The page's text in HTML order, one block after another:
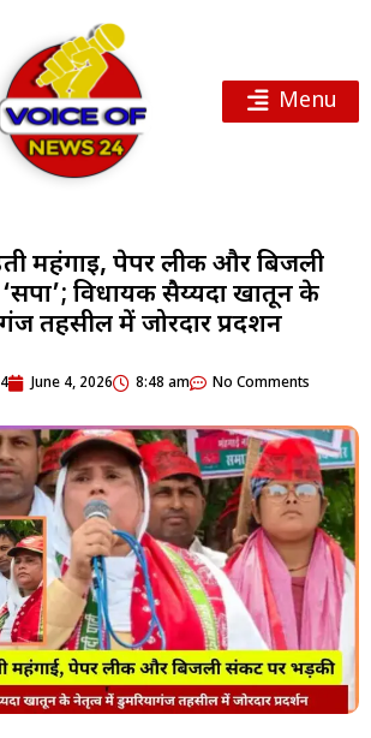
Menu
महंगाई, पेपर लीक और बिजली
विधायक सैय्यदा खातून के
तहसील में जोरदार प्रदर्शन
June 4, 2026 8:48 am No Comments